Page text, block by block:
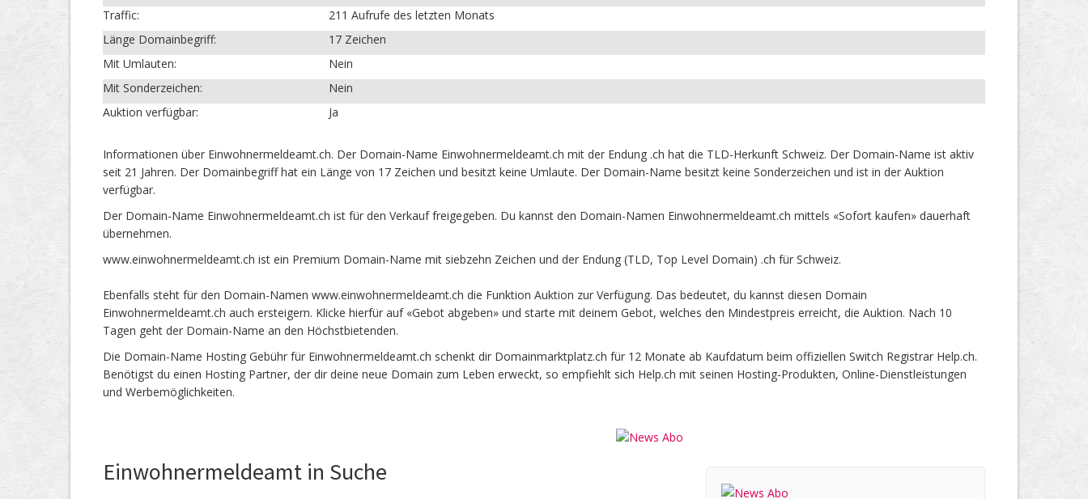
Traffic:
211 Aufrufe des letzten Monats
Länge Domainbegriff:
17 Zeichen
Mit Umlauten:
Nein
Mit Sonderzeichen:
Nein
Auktion verfügbar:
Ja
Informationen über Einwohnermeldeamt.ch. Der Domain-Name Einwohnermeldeamt.ch mit der Endung .ch hat die TLD-Herkunft Schweiz. Der Domain-Name ist aktiv
seit 21 Jahren. Der Domainbegriff hat ein Länge von 17 Zeichen und besitzt keine Umlaute. Der Domain-Name besitzt keine Sonderzeichen und ist in der Auktion
verfügbar.
Der Domain-Name Einwohnermeldeamt.ch ist für den Verkauf freigegeben. Du kannst den Domain-Namen Einwohnermeldeamt.ch mittels «Sofort kaufen» dauerhaft
übernehmen.
www.einwohnermeldeamt.ch ist ein Premium Domain-Name mit siebzehn Zeichen und der Endung (TLD, Top Level Domain) .ch für Schweiz.
Ebenfalls steht für den Domain-Namen www.einwohnermeldeamt.ch die Funktion Auktion zur Verfügung. Das bedeutet, du kannst diesen Domain
Einwohnermeldeamt.ch auch ersteigern. Klicke hierfür auf «Gebot abgeben» und starte mit deinem Gebot, welches den Mindestpreis erreicht, die Auktion. Nach 10
Tagen geht der Domain-Name an den Höchstbietenden.
Die Domain-Name Hosting Gebühr für Einwohnermeldeamt.ch schenkt dir Domainmarktplatz.ch für 12 Monate ab Kaufdatum beim offiziellen Switch Registrar Help.ch.
Benötigst du einen Hosting Partner, der dir deine neue Domain zum Leben erweckt, so empfiehlt sich Help.ch mit seinen Hosting-Produkten, Online-Dienstleistungen
und Werbemöglichkeiten.
Einwohnermeldeamt in Suche